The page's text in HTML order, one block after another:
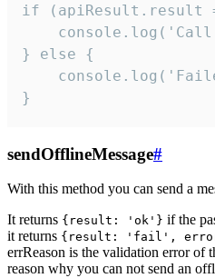
if (apiResult.result
} else {
}
sendOfflineMessage#
With this method you can send a
It returns {result: 'ok'} if the
it returns {result: 'fail', error:
errReason is the validation error of
reason why you can not send an